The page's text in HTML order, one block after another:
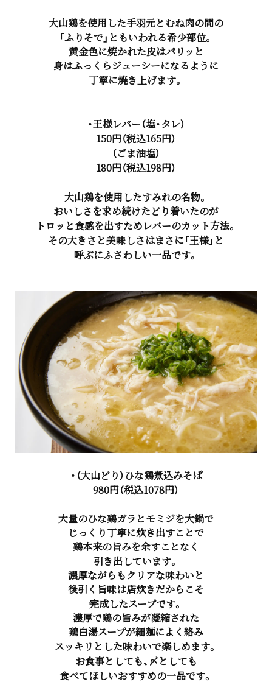
大山鶏を使用した手羽元とむね肉の間の
「ふりそで」ともいわれる希少部位。
黄金色に焼かれた皮はパリッと
身はふっくらジューシーになるように
丁寧に焼き上げます。
・王様レバー（塩・タレ）
150円（税込165円）
（ごま油塩）
180円（税込198円）
大山鶏を使用したすみれの名物。
おいしさを求め続けたどり着いたのが
トロッと食感を出すためレバーのカット方法。
その大きさと美味しさはまさに「王様」と
呼ぶにふさわしい一品です。
・（大山どり）ひな鶏煮込みそば
980円（税込1078円）
大量のひな鶏ガラとモミジを大鍋で
じっくり丁寧に炊き出すことで
鶏本来の旨みを余すことなく
引き出しています。
濃厚ながらもクリアな味わいと
後引く旨味は店炊きだからこそ
完成したスープです。
濃厚で鶏の旨みが凝縮された
鶏白湯スープが細麺によく絡み
スッキリとした味わいで楽しめます。
お食事としても、〆としても
食べてほしいおすすめの一品です。